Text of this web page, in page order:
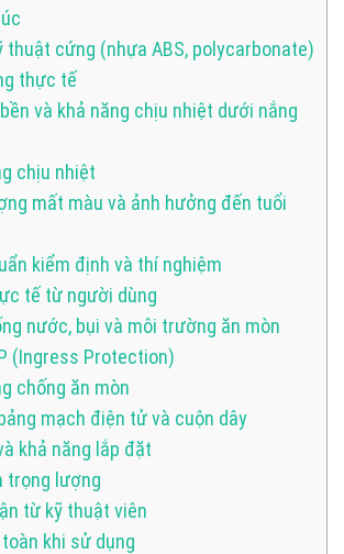
thuật cứng (nhựa ABS, polycarbonate)
thực tế
và khả năng chịu nhiệt dưới nắng
chịu nhiệt
mất màu và ảnh hưởng đến tuổi
kiểm định và thí nghiệm
tế từ người dùng
nước, bụi và môi trường ăn mòn
(Ingress Protection)
chống ăn mòn
mạch điện tử và cuộn dây
khả năng lắp đặt
trọng lượng
từ kỹ thuật viên
khi sử dụng